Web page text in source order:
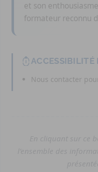
et son
formateur reconnu
ACCESSIBILITÉ
Nous contacter